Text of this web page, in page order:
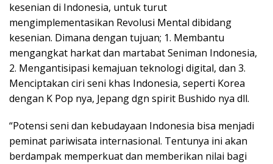
kesenian di Indonesia, untuk turut
mengimplementasikan Revolusi Mental dibidang
kesenian. Dimana dengan tujuan; 1. Membantu
mengangkat harkat dan martabat Seniman Indonesia,
2. Mengantisipasi kemajuan teknologi digital, dan 3.
Menciptakan ciri seni khas Indonesia, seperti Korea
dengan K Pop nya, Jepang dgn spirit Bushido nya dll.
“Potensi seni dan kebudayaan Indonesia bisa menjadi
peminat pariwisata internasional. Tentunya ini akan
berdampak memperkuat dan memberikan nilai bagi